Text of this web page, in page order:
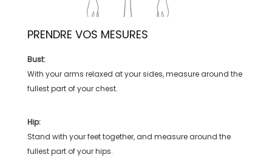
PRENDRE VOS MESURES
Bust:
With your arms relaxed at your sides, measure around the
fullest part of your chest.
Hip:
Stand with your feet together, and measure around the
fullest part of your hips.